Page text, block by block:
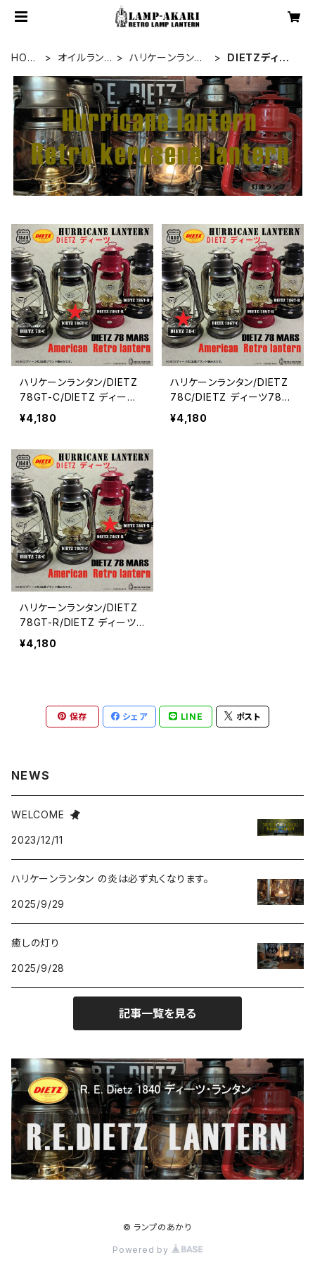
HOM
オイルラン
ハリケーンランタ
DIETZディー
ハリケーンランタン/DIETZ
78GT-C/DIETZ ディーツ7
8 クリア・ゴールドトリム/本
格ハリケーンランタン
¥4,180
ハリケーンランタン/DIETZ
78C/DIETZ ディーツ78ク
リア 無塗装/本格ハリケーン
ランタン
¥4,180
ハリケーンランタン/DIETZ
78GT-R/DIETZ ディーツ7
8 レッド・ゴールドトリム/本
格ハリケーンランタン
¥4,180
保存 シェア LINE ポスト
NEWS
WELCOME
2023/12/11
ハリケーンランタン の炎は必ず丸くなります。
2025/9/29
癒しの灯り
2025/9/28
記事一覧を見る
© ランプのあかり
Powered by